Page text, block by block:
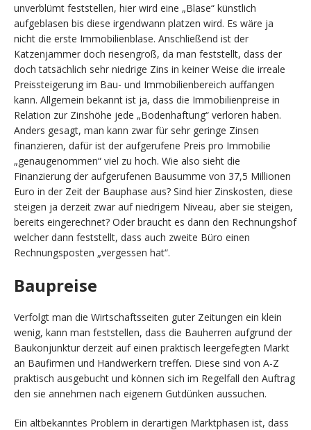
unverblümt feststellen, hier wird eine „Blase“ künstlich
aufgeblasen bis diese irgendwann platzen wird. Es wäre ja
nicht die erste Immobilienblase. Anschließend ist der
Katzenjammer doch riesengroß, da man feststellt, dass der
doch tatsächlich sehr niedrige Zins in keiner Weise die irreale
Preissteigerung im Bau- und Immobilienbereich auffangen
kann. Allgemein bekannt ist ja, dass die Immobilienpreise in
Relation zur Zinshöhe jede „Bodenhaftung“ verloren haben.
Anders gesagt, man kann zwar für sehr geringe Zinsen
finanzieren, dafür ist der aufgerufene Preis pro Immobilie
„genaugenommen“ viel zu hoch. Wie also sieht die
Finanzierung der aufgerufenen Bausumme von 37,5 Millionen
Euro in der Zeit der Bauphase aus? Sind hier Zinskosten, diese
steigen ja derzeit zwar auf niedrigem Niveau, aber sie steigen,
bereits eingerechnet? Oder braucht es dann den Rechnungshof
welcher dann feststellt, dass auch zweite Büro einen
Rechnungsposten „vergessen hat“.
Baupreise
Verfolgt man die Wirtschaftsseiten guter Zeitungen ein klein
wenig, kann man feststellen, dass die Bauherren aufgrund der
Baukonjunktur derzeit auf einen praktisch leergefegten Markt
an Baufirmen und Handwerkern treffen. Diese sind von A-Z
praktisch ausgebucht und können sich im Regelfall den Auftrag
den sie annehmen nach eigenem Gutdünken aussuchen.
Ein altbekanntes Problem in derartigen Marktphasen ist, dass